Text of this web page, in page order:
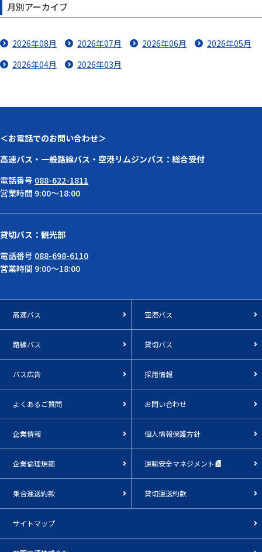
月別アーカイブ
2026年08月 2026年07月 2026年06月
2026年05月
2026年04月
2026年03月
＜お電話でのお問い合わせ＞
高速バス・一般路線バス・空港リムジンバス：総合受付
電話番号 088-622-1811
営業時間 9:00～18:00
貸切バス：観光部
電話番号 088-698-6110
営業時間 9:00～18:00
高速バス 空港バス
路線バス 貸切バス
バス広告 採用情報
よくあるご質問 お問い合わせ
企業情報 個人情報保護方針
企業倫理規範 運輸安全マネジメント
乗合運送約款 貸切運送約款
サイトマップ